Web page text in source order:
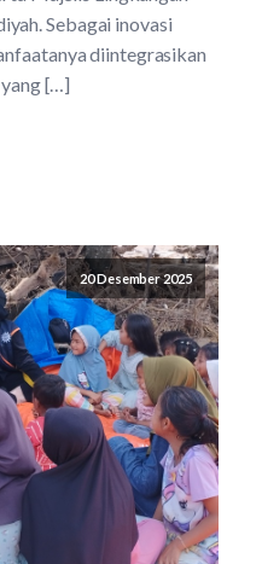
Sebagai inovasi
diintegrasikan
[…]
20 Desember 2025